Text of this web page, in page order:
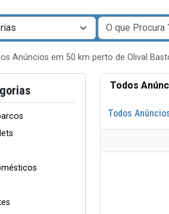
Anúncios em 50 km perto de Olival
Todos
Todos